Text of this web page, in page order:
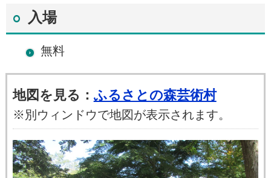
入場
無料
地図を見る： ふるさとの森芸術村
※別ウィンドウで地図が表示されます。